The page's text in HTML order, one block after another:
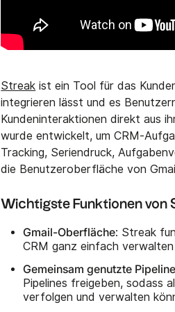
Streak ist ein Tool für das
integrieren lässt und es
Kundeninteraktionen direkt aus
wurde entwickelt, um CRM-
Tracking, Seriendruck,
die Benutzeroberfläche von
Wichtigste Funktionen von
Gmail-Oberfläche: Streak
CRM ganz einfach
Gemeinsam genutzte
Pipelines freigeben, sodass
verfolgen und verwalten